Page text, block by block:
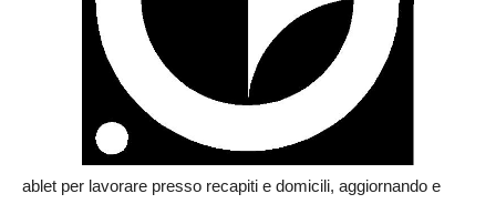
ablet per lavorare presso recapiti e domicili, aggiornando e